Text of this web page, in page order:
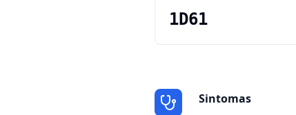
1D61
Sintomas